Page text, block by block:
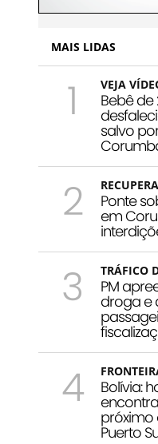
MAIS LIDAS
1 VEJA
Bebê
salvo
2 Ponte
em
3 TRÁFICO
PM
droga e
4 Bolívia:
próximo
Puerto